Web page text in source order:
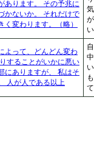
あります。 その予兆に
かないか。 それだけで
く変わります。（略）
よって、どんどん変わ
することがいかに悪い
にありますが、 私はそ
人が人である以上